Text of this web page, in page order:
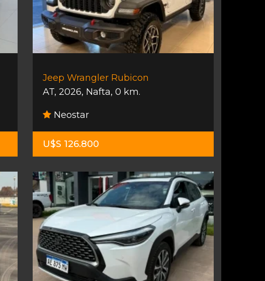
Jeep Wrangler Rubicon
AT, 2026, Nafta, 0 km.
Neostar
U$S 126.800